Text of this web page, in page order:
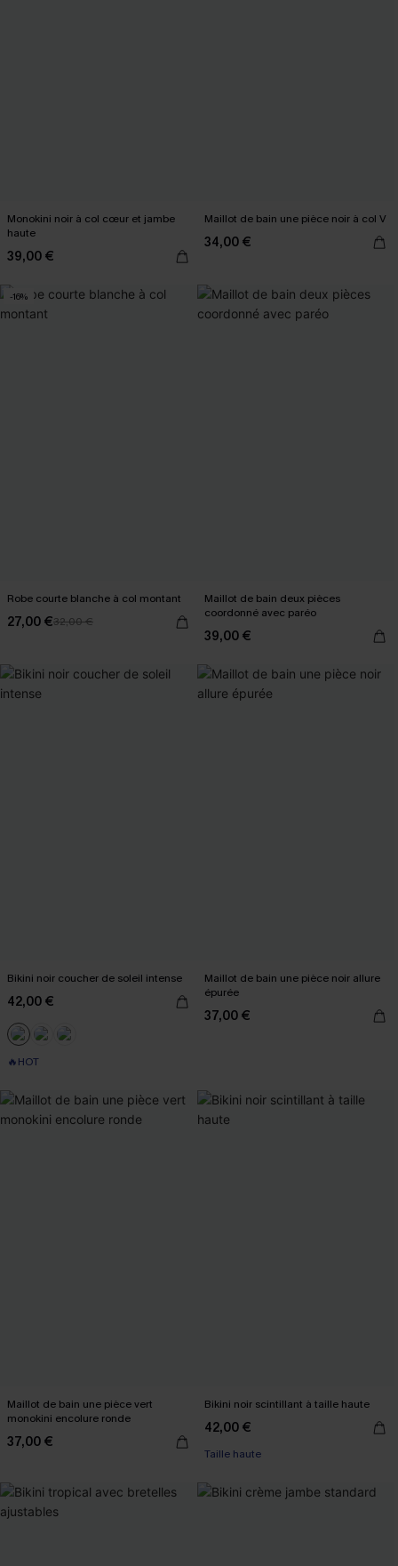
Monokini noir à col cœur et jambe
haute
39,00 €
Maillot de bain une pièce noir à col V
34,00 €
-16%
Robe courte blanche à col montant
27,00 €32,00 €
Maillot de bain deux pièces
coordonné avec paréo
39,00 €
Bikini noir coucher de soleil intense
42,00 €
🔥HOT
Maillot de bain une pièce noir allure
épurée
37,00 €
Maillot de bain une pièce vert
monokini encolure ronde
37,00 €
Bikini noir scintillant à taille haute
42,00 €
Taille haute